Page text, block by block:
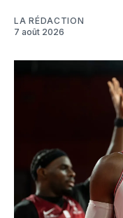
LA RÉDACTION
7 août 2026